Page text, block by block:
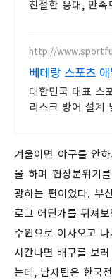
친절한 응대, 만족
http://
베테랑 스포츠
1순위 전력 분석
대한민국 대표 스
리스크 방어 설계
겨울이면 야구를 안
을 하며 현장분위기
광하는 편이었다. 부
로그 어딘가를 뒤져
수원으로 이사오고
시간나면 배구를 보
는데, 남자팀은 한국